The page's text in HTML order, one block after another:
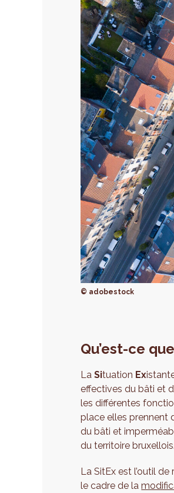
© adobestock
Qu’est-ce
LaSituation Ex
effectives du bâti et
les différentes
place elles prennent
du bâti et
du territoire bruxellois.
La SitEx est l’outil
le cadre de la